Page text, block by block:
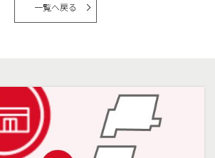
一覧へ戻る